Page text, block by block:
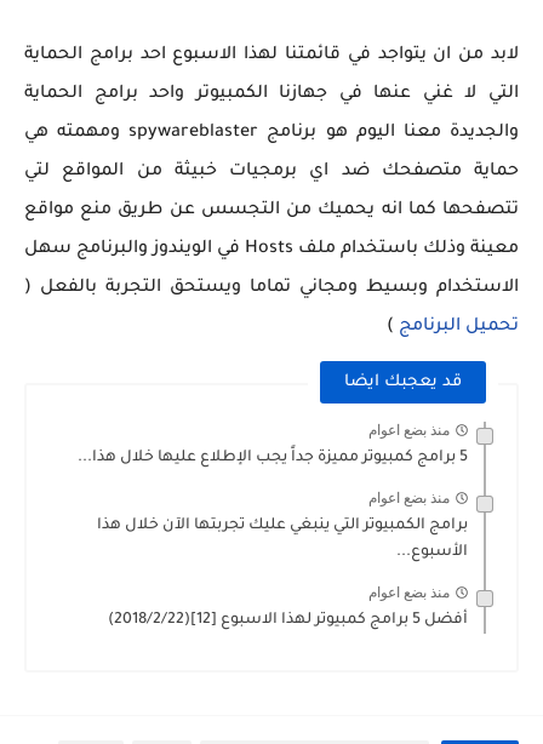
لابد من ان يتواجد في قائمتنا لهذا الاسبوع احد برامج الحماية
التي لا غني عنها في جهازنا الكمبيوتر واحد برامج الحماية
والجديدة معنا اليوم هو برنامج spywareblaster ومهمته هي
حماية متصفحك ضد اي برمجيات خبيثة من المواقع لتي
تتصفحها كما انه يحميك من التجسس عن طريق منع مواقع
معينة وذلك باستخدام ملف Hosts في الويندوز والبرنامج سهل
الاستخدام وبسيط ومجاني تماما ويستحق التجربة بالفعل (
تحميل البرنامج )
قد يعجبك ايضا
منذ بضع اعوام
5 برامج كمبيوتر مميزة جداً يجب الإطلاع عليها خلال هذا...
منذ بضع اعوام
برامج الكمبيوتر التي ينبغي عليك تجربتها الآن خلال هذا
الأسبوع...
منذ بضع اعوام
أفضل 5 برامج كمبيوتر لهذا الاسبوع [12](2018/2/22)